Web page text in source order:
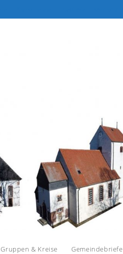
Gruppen & Kreise Gemeindebriefe